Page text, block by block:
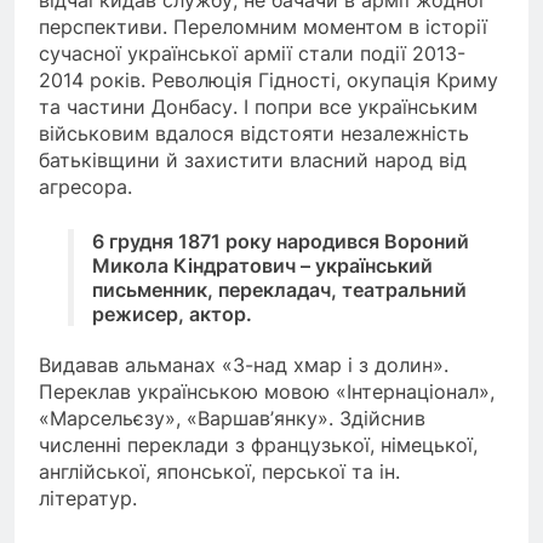
перспективи. Переломним моментом в історії
сучасної української армії стали події 2013-
2014 років. Революція Гідності, окупація Криму
та частини Донбасу. І попри все українським
військовим вдалося відстояти незалежність
батьківщини й захистити власний народ від
агресора.
6 грудня 1871 року народився Вороний
Микола Кіндратович – український
письменник, перекладач, театральний
режисер, актор.
Видавав альманах «З-над хмар і з долин».
Переклав українською мовою «Інтернаціонал»,
«Марсельєзу», «Варшав’янку». Здійснив
численні переклади з французької, німецької,
англійської, японської, перської та ін.
літератур.